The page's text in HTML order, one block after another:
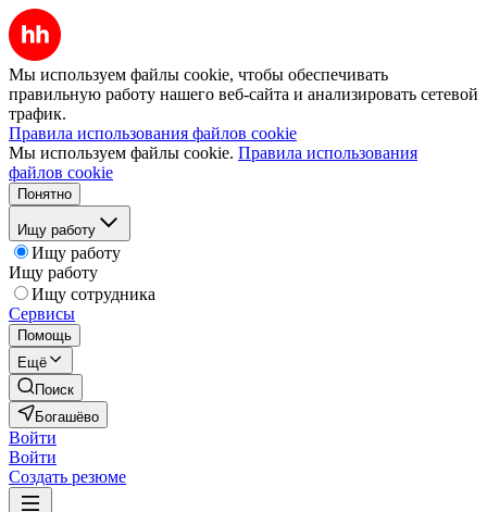
Мы используем файлы cookie, чтобы обеспечивать
правильную работу нашего веб-сайта и анализировать сетевой
трафик.
Правила использования файлов cookie
Мы используем файлы cookie. Правила использования
файлов cookie
Понятно
Ищу работу
Ищу работу
Ищу работу
Ищу сотрудника
Сервисы
Помощь
Ещё
Поиск
Богашёво
Войти
Войти
Создать резюме